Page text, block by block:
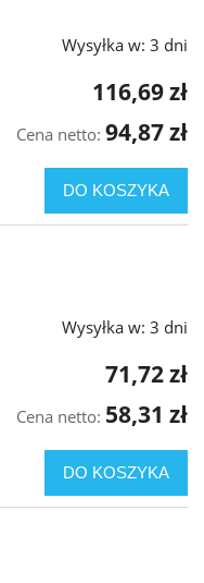
Wysyłka w: 3 dni
116,69 zł
Cena netto: 94,87 zł
DO KOSZYKA
Wysyłka w: 3 dni
71,72 zł
Cena netto: 58,31 zł
DO KOSZYKA